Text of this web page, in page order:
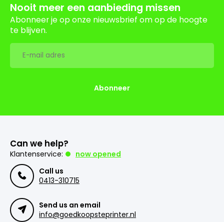
Nooit meer een aanbieding missen
Abonneer je op onze nieuwsbrief om op de hoogte
te blijven.
Abonneer
Can we help?
Klantenservice:
now opened
Call us
0413-310715
Send us an email
info@goedkoopsteprinter.nl